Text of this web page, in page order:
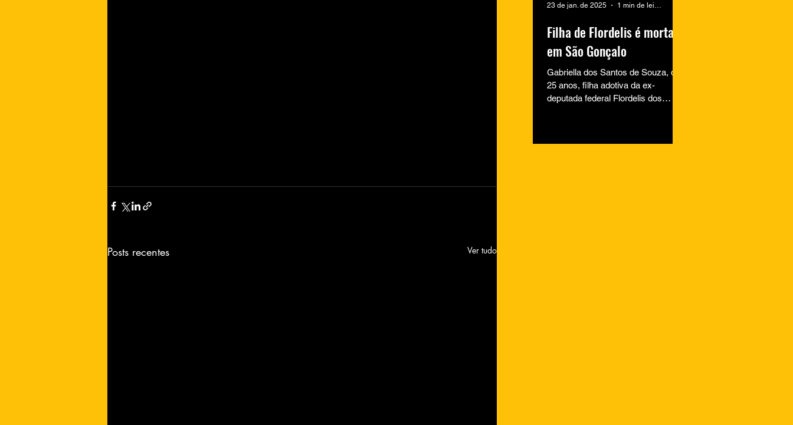
Posts recentes Ver tudo
Filha de Flordelis é morta
em São Gonçalo
Gabriella dos Santos de Souza, de
25 anos, filha adotiva da ex-
deputada federal Flordelis dos
23 de jan. de 2025 1 min de leitura